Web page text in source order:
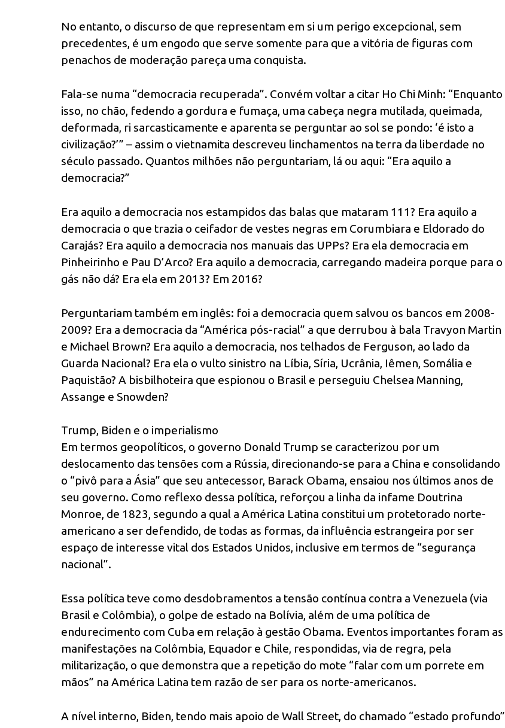
No entanto, o discurso de que representam em si um perigo excepcional, sem
precedentes, é um engodo que serve somente para que a vitória de figuras com
penachos de moderação pareça uma conquista.
Fala-se numa “democracia recuperada”. Convém voltar a citar Ho Chi Minh: “Enquanto
isso, no chão, fedendo a gordura e fumaça, uma cabeça negra mutilada, queimada,
deformada, ri sarcasticamente e aparenta se perguntar ao sol se pondo: ‘é isto a
civilização?’” – assim o vietnamita descreveu linchamentos na terra da liberdade no
século passado. Quantos milhões não perguntariam, lá ou aqui: “Era aquilo a
democracia?”
Era aquilo a democracia nos estampidos das balas que mataram 111? Era aquilo a
democracia o que trazia o ceifador de vestes negras em Corumbiara e Eldorado do
Carajás? Era aquilo a democracia nos manuais das UPPs? Era ela democracia em
Pinheirinho e Pau D’Arco? Era aquilo a democracia, carregando madeira porque para o
gás não dá? Era ela em 2013? Em 2016?
Perguntariam também em inglês: foi a democracia quem salvou os bancos em 2008-
2009? Era a democracia da “América pós-racial” a que derrubou à bala Travyon Martin
e Michael Brown? Era aquilo a democracia, nos telhados de Ferguson, ao lado da
Guarda Nacional? Era ela o vulto sinistro na Líbia, Síria, Ucrânia, Iêmen, Somália e
Paquistão? A bisbilhoteira que espionou o Brasil e perseguiu Chelsea Manning,
Assange e Snowden?
Trump, Biden e o imperialismo
Em termos geopolíticos, o governo Donald Trump se caracterizou por um
deslocamento das tensões com a Rússia, direcionando-se para a China e consolidando
o “pivô para a Ásia” que seu antecessor, Barack Obama, ensaiou nos últimos anos de
seu governo. Como reflexo dessa política, reforçou a linha da infame Doutrina
Monroe, de 1823, segundo a qual a América Latina constitui um protetorado norte-
americano a ser defendido, de todas as formas, da influência estrangeira por ser
espaço de interesse vital dos Estados Unidos, inclusive em termos de “segurança
nacional”.
Essa política teve como desdobramentos a tensão contínua contra a Venezuela (via
Brasil e Colômbia), o golpe de estado na Bolívia, além de uma política de
endurecimento com Cuba em relação à gestão Obama. Eventos importantes foram as
manifestações na Colômbia, Equador e Chile, respondidas, via de regra, pela
militarização, o que demonstra que a repetição do mote “falar com um porrete em
mãos” na América Latina tem razão de ser para os norte-americanos.
A nível interno, Biden, tendo mais apoio de Wall Street, do chamado “estado profundo”